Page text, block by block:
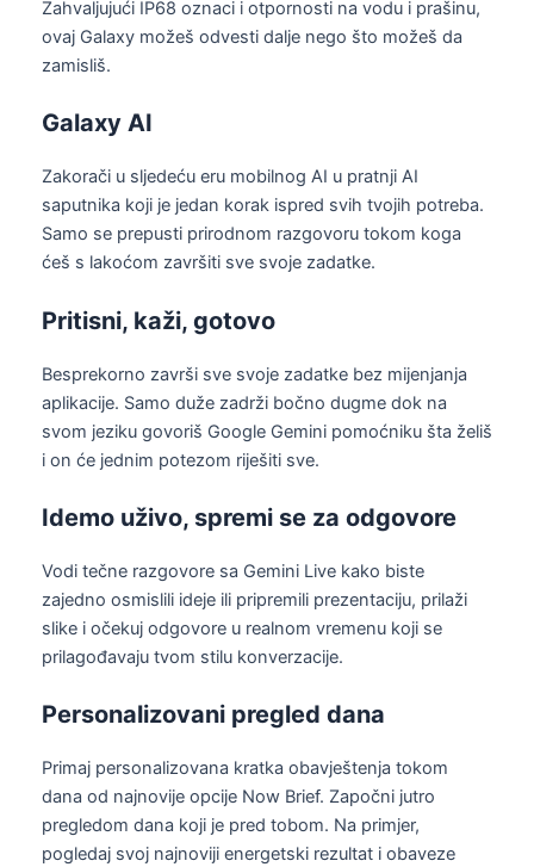
Zahvaljujući IP68 oznaci i otpornosti na vodu i prašinu,
ovaj Galaxy možeš odvesti dalje nego što možeš da
zamisliš.
Galaxy AI
Zakorači u sljedeću eru mobilnog AI u pratnji AI
saputnika koji je jedan korak ispred svih tvojih potreba.
Samo se prepusti prirodnom razgovoru tokom koga
ćeš s lakoćom završiti sve svoje zadatke.
Pritisni, kaži, gotovo
Besprekorno završi sve svoje zadatke bez mijenjanja
aplikacije. Samo duže zadrži bočno dugme dok na
svom jeziku govoriš Google Gemini pomoćniku šta želiš
i on će jednim potezom riješiti sve.
Idemo uživo, spremi se za odgovore
Vodi tečne razgovore sa Gemini Live kako biste
zajedno osmislili ideje ili pripremili prezentaciju, prilaži
slike i očekuj odgovore u realnom vremenu koji se
prilagođavaju tvom stilu konverzacije.
Personalizovani pregled dana
Primaj personalizovana kratka obavještenja tokom
dana od najnovije opcije Now Brief. Započni jutro
pregledom dana koji je pred tobom. Na primjer,
pogledaj svoj najnoviji energetski rezultat i obaveze